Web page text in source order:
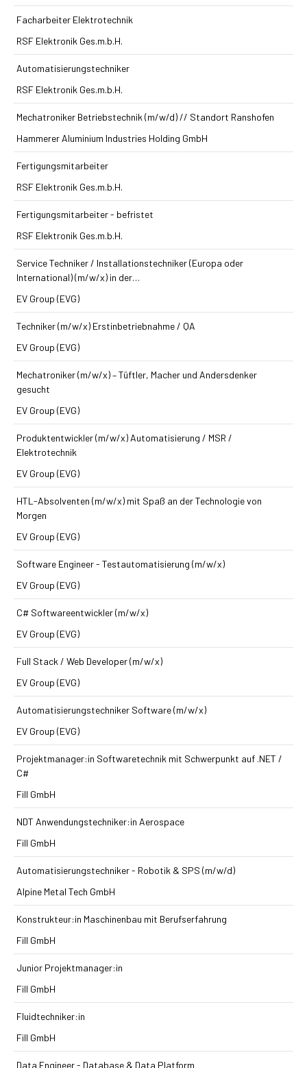
Facharbeiter Elektrotechnik
RSF Elektronik Ges.m.b.H.
Automatisierungstechniker
RSF Elektronik Ges.m.b.H.
Mechatroniker Betriebstechnik (m/w/d) // Standort Ranshofen
Hammerer Aluminium Industries Holding GmbH
Fertigungsmitarbeiter
RSF Elektronik Ges.m.b.H.
Fertigungsmitarbeiter - befristet
RSF Elektronik Ges.m.b.H.
Service Techniker / Installations­techniker (Europa oder
International) (m/w/x) in der…
EV Group (EVG)
Techniker (m/w/x) Erst­inbetriebnahme / QA
EV Group (EVG)
Mechatroniker (m/w/x) – Tüftler, Macher und Andersdenker
gesucht
EV Group (EVG)
Produkt­entwickler (m/w/x) Automatisierung / MSR /
Elektrotechnik
EV Group (EVG)
HTL-Absolventen (m/w/x) mit Spaß an der Technologie von
Morgen
EV Group (EVG)
Software Engineer - Testautomatisierung (m/w/x)
EV Group (EVG)
C# Softwareentwickler (m/w/x)
EV Group (EVG)
Full Stack / Web Developer (m/w/x)
EV Group (EVG)
Automatisierungs­techniker Software (m/w/x)
EV Group (EVG)
Projektmanager:in Softwaretechnik mit Schwerpunkt auf .NET /
C#
Fill GmbH
NDT Anwendungstechniker:in Aerospace
Fill GmbH
Automatisierungstechniker - Robotik & SPS (m/w/d)
Alpine Metal Tech GmbH
Konstrukteur:in Maschinenbau mit Berufserfahrung
Fill GmbH
Junior Projektmanager:in
Fill GmbH
Fluidtechniker:in
Fill GmbH
Data Engineer - Database & Data Platform